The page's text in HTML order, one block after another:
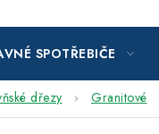
SPOTŘEBIČE
dřezy Granitové